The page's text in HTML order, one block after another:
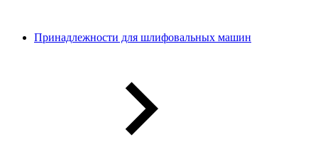
Принадлежности для шлифовальных машин